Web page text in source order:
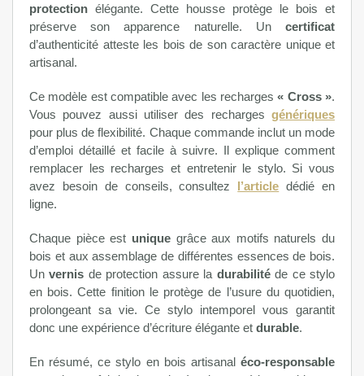
protection élégante. Cette housse protège le bois et
préserve son apparence naturelle. Un certificat
d’authenticité atteste les bois de son caractère unique et
artisanal.
Ce modèle est compatible avec les recharges« Cross ».
Vous pouvez aussi utiliser des recharges génériques
pour plus de flexibilité. Chaque commande inclut un mode
d’emploi détaillé et facile à suivre. Il explique comment
remplacer les recharges et entretenir le stylo. Si vous
avez besoin de conseils, consultez l’article dédié en
ligne.
Chaque pièce est uniquegrâce aux motifs naturels du
bois et aux assemblage de différentes essences de bois.
Unvernis de protection assure la durabilitéde ce stylo
en bois. Cette finition le protège de l’usure du quotidien,
prolongeant sa vie. Ce stylo intemporel vous garantit
donc une expérience d’écriture élégante et durable.
En résumé, ce stylo en bois artisanal éco-responsable